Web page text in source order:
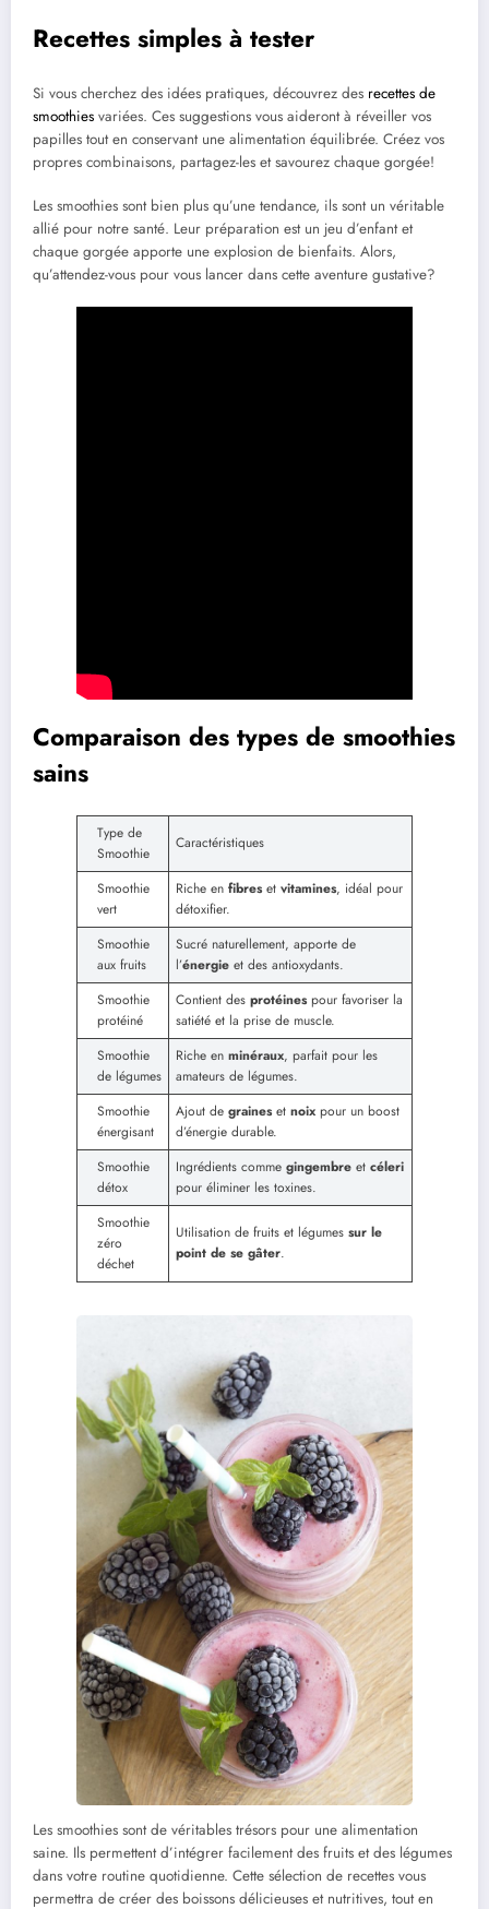
Recettes simples à tester
Si vous cherchez des idées pratiques, découvrez des recettes de
smoothies variées. Ces suggestions vous aideront à réveiller vos
papilles tout en conservant une alimentation équilibrée. Créez vos
propres combinaisons, partagez-les et savourez chaque gorgée!
Les smoothies sont bien plus qu’une tendance, ils sont un véritable
allié pour notre santé. Leur préparation est un jeu d’enfant et
chaque gorgée apporte une explosion de bienfaits. Alors,
qu’attendez-vous pour vous lancer dans cette aventure gustative?
Comparaison des types de smoothies
sains
Type de
Smoothie
Caractéristiques
Smoothie
vert
Riche en fibreset vitamines, idéal pour
détoxifier.
Smoothie
aux fruits
Sucré naturellement, apporte de
l’énergie et des antioxydants.
Smoothie
protéiné
Contient des protéinespour favoriser la
satiété et la prise de muscle.
Smoothie
de légumes
Riche en minéraux, parfait pour les
amateurs de légumes.
Smoothie
énergisant
Ajout de graineset noix pour un boost
d’énergie durable.
Smoothie
détox
Ingrédients comme gingembre et céleri
pour éliminer les toxines.
Smoothie
zéro
déchet
Utilisation de fruits et légumes sur le
point de se gâter.
Les smoothies sont de véritables trésors pour une alimentation
saine. Ils permettent d’intégrer facilement des fruits et des légumes
dans votre routine quotidienne. Cette sélection de recettes vous
permettra de créer des boissons délicieuses et nutritives, tout en